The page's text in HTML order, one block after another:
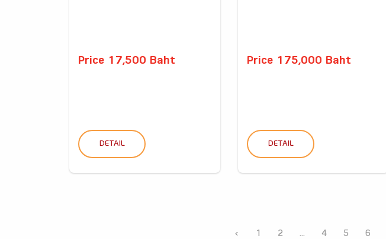
Price 17,500 Baht
DETAIL
Price 175,000 Baht
DETAIL
‹ 1 2 ... 4 5 6